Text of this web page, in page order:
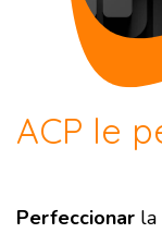
ACP le
Perfeccionar la